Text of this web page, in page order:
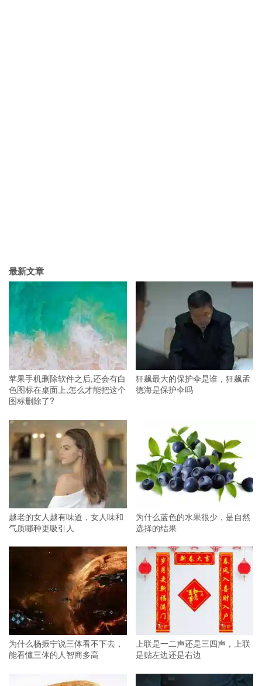
最新文章
苹果手机删除软件之后,还会有白
色图标在桌面上,怎么才能把这个
图标删除了?
狂飙最大的保护伞是谁，狂飙孟
德海是保护伞吗
越老的女人越有味道，女人味和
气质哪种更吸引人
为什么蓝色的水果很少，是自然
选择的结果
为什么杨振宁说三体看不下去，
能看懂三体的人智商多高
上联是一二声还是三四声，上联
是贴左边还是右边